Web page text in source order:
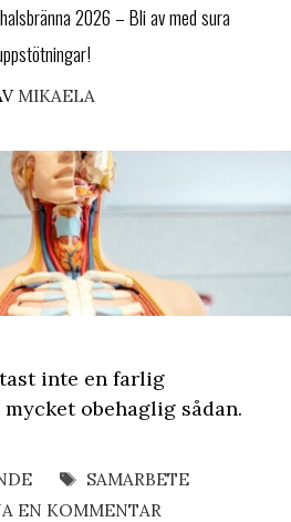
2026 – Bli av med sura
MIKAELA
inte en farlig
mycket obehaglig sådan.
ETIKETTER
SAMARBETE
EN KOMMENTAR